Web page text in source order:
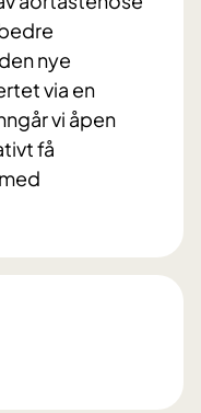
nye
via en
vi åpen
få